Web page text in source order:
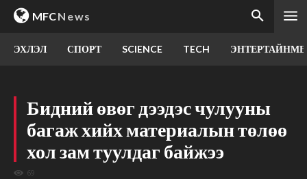
MFCNews
ЭХЛЭЛ СПОРТ SCIENCE TECH
Бидний өвөг дээдэс чулууны
багаж хийх материалын төлөө
хол зам туулдаг байжээ
69